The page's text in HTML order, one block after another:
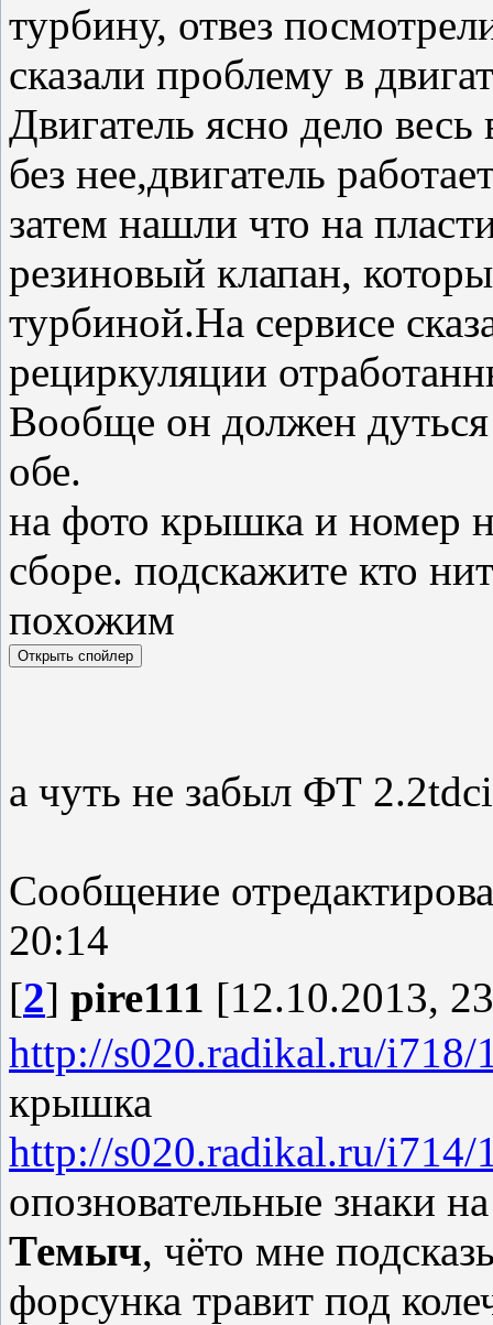
турбину, отвез
сказали проблему в
Двигатель ясно дело
без нее,двигатель
затем нашли что на
резиновый клапан,
турбиной.На сервисе
рециркуляции
Вообще он должен дуться
обе.
на фото крышка и номер
сборе. подскажите кто
похожим
а чуть не забыл ФТ
Сообщение
20:14
[2] pire111 [12.10.2013,
http://s020.radikal.ru/i718/
крышка
http://s020.radikal.ru/
опозновательные знаки
Темыч, чёто мне
форсунка травит под